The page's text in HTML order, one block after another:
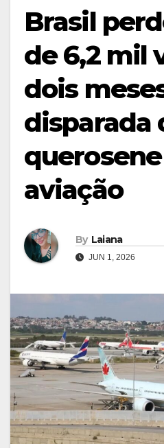
Brasil
de 6,2 mil
dois
disparada
aviação
By Laiana
JUN 1, 2026